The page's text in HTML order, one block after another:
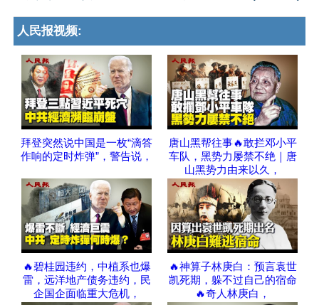
人民报视频:
拜登突然说中国是一枚“滴答
作响的定时炸弹”，警告说，
唐山黑帮往事🔥敢拦邓小平
车队，黑势力屡禁不绝｜唐
山黑势力由来以久，
🔥碧桂园违约，中植系也爆
雷，远洋地产债务违约，民
企国企面临重大危机，
🔥神算子林庚白：预言袁世
凯死期，躲不过自己的宿命
🔥奇人林庚白，